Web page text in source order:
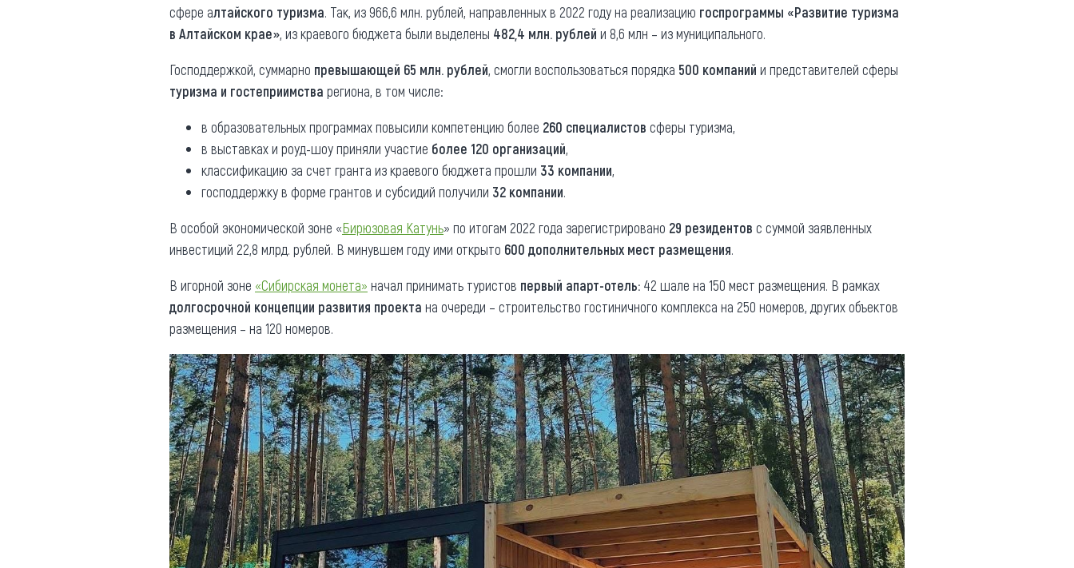
сфере алтайского туризма. Так, из 966,6 млн. рублей, направленных в 2022 году на реализацию госпрограммы «Развитие туризма
в Алтайском крае», из краевого бюджета были выделены 482,4 млн. рублей и 8,6 млн – из муниципального.
Господдержкой, суммарно превышающей 65 млн. рублей, смогли воспользоваться порядка 500 компаний и представителей сферы
туризма и гостеприимства региона, в том числе:
в образовательных программах повысили компетенцию более 260 специалистов сферы туризма,
в выставках и роуд-шоу приняли участие более 120 организаций,
классификацию за счет гранта из краевого бюджета прошли 33 компании,
господдержку в форме грантов и субсидий получили 32 компании.
В особой экономической зоне «Бирюзовая Катунь» по итогам 2022 года зарегистрировано 29 резидентов с суммой заявленных
инвестиций 22,8 млрд. рублей. В минувшем году ими открыто 600 дополнительных мест размещения.
В игорной зоне «Сибирская монета» начал принимать туристов первый апарт-отель: 42 шале на 150 мест размещения. В рамках
долгосрочной концепции развития проекта на очереди – строительство гостиничного комплекса на 250 номеров, других объектов
размещения – на 120 номеров.